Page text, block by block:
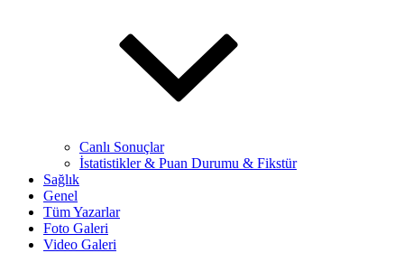
Canlı Sonuçlar
İstatistikler & Puan Durumu & Fikstür
Sağlık
Genel
Tüm Yazarlar
Foto Galeri
Video Galeri